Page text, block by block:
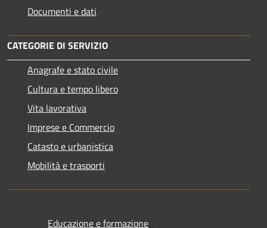
Documenti e dati
CATEGORIE DI SERVIZIO
Anagrafe e stato civile
Cultura e tempo libero
Vita lavorativa
Imprese e Commercio
Catasto e urbanistica
Mobilità e trasporti
Educazione e formazione